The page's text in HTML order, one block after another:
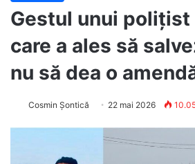
Gestul unui polițist
care a ales să
nu să dea o
Cosmin Șontică 22 mai 2026